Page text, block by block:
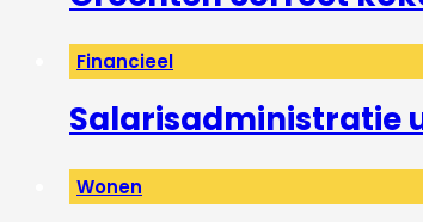
Financieel
Salarisadministratie
Wonen